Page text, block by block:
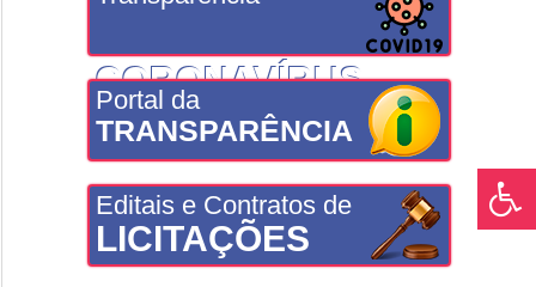
CORONAVÍRUS
Portal da
TRANSPARÊNCIA
Editais e Contratos de
LICITAÇÕES